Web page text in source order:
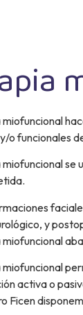
o funcionales
se
y
activa o
Ficen